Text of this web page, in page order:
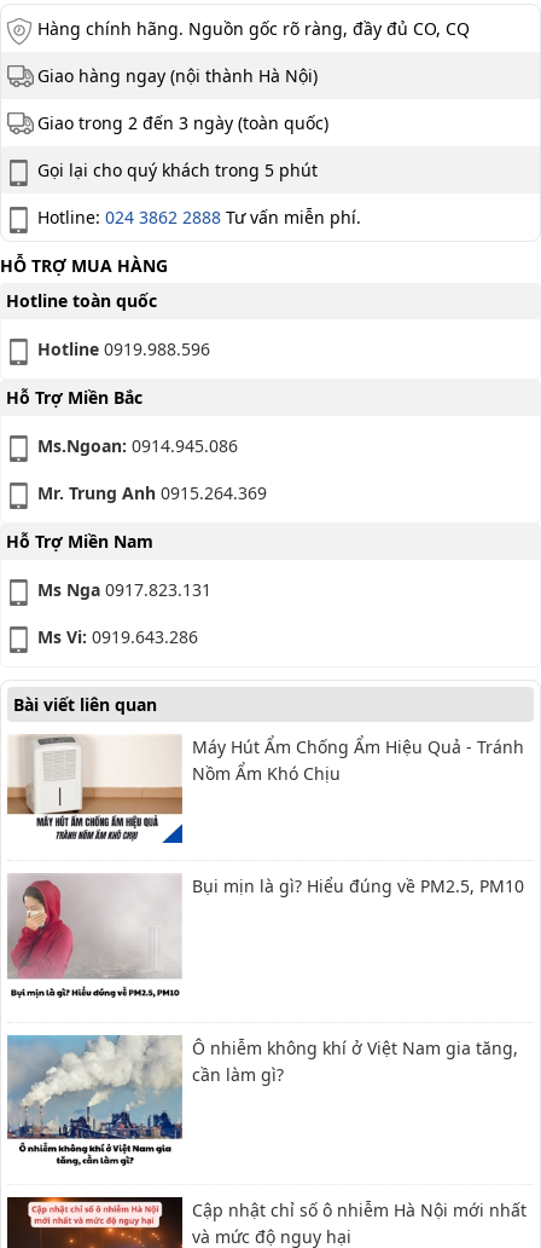
Hàng chính hãng. Nguồn gốc rõ ràng, đầy đủ CO, CQ
Giao hàng ngay (nội thành Hà Nội)
Giao trong 2 đến 3 ngày (toàn quốc)
Gọi lại cho quý khách trong 5 phút
Hotline: 024 3862 2888 Tư vấn miễn phí.
HỖ TRỢ MUA HÀNG
Hotline toàn quốc
Hotline 0919.988.596
Hỗ Trợ Miền Bắc
Ms.Ngoan: 0914.945.086
Mr. Trung Anh 0915.264.369
Hỗ Trợ Miền Nam
Ms Nga 0917.823.131
Ms Vi: 0919.643.286
Bài viết liên quan
Máy Hút Ẩm Chống Ẩm Hiệu Quả - Tránh
Nồm Ẩm Khó Chịu
Bụi mịn là gì? Hiểu đúng về PM2.5, PM10
Ô nhiễm không khí ở Việt Nam gia tăng,
cần làm gì?
Cập nhật chỉ số ô nhiễm Hà Nội mới nhất
và mức độ nguy hại